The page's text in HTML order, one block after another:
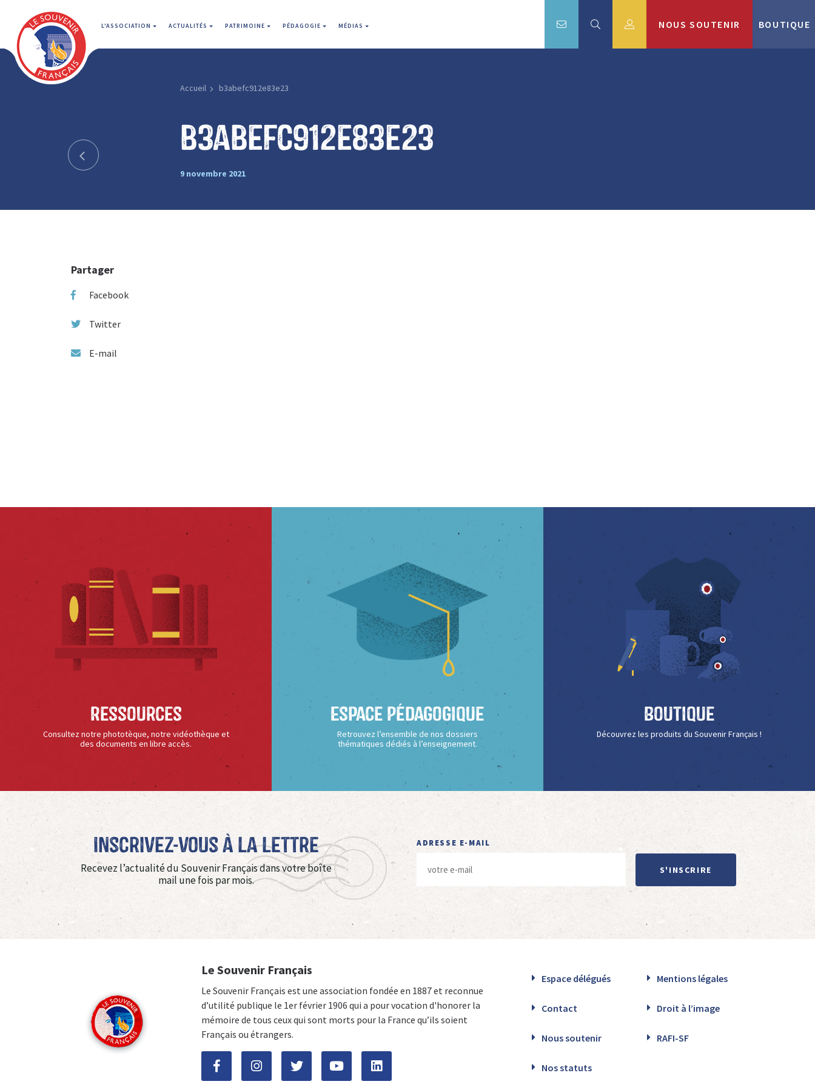
L'ASSOCIATION ACTUALITÉS PATRIMOINE PÉDAGOGIE MÉDIAS NOUS SOUTENIR BOUTIQUE
Accueil b3abefc912e83e23
b3abefc912e83e23
9 novembre 2021
Partager
Facebook
Twitter
E-mail
Ressources
Consultez notre phototèque, notre vidéothèque et
des documents en libre accès.
Espace Pédagogique
Retrouvez l’ensemble de nos dossiers
thématiques dédiés à l’enseignement.
Boutique
Découvrez les produits du Souvenir Français !
Inscrivez-vous à La Lettre
Recevez l’actualité du Souvenir Français dans votre boîte
mail une fois par mois.
ADRESSE E-MAIL
S'INSCRIRE
Le Souvenir Français
Le Souvenir Français est une association fondée en 1887 et reconnue
d’utilité publique le 1er février 1906 qui a pour vocation d'honorer la
mémoire de tous ceux qui sont morts pour la France qu’ils soient
Français ou étrangers.
Espace délégués Mentions légales
Contact Droit à l’image
Nous soutenir RAFI-SF
Nos statuts